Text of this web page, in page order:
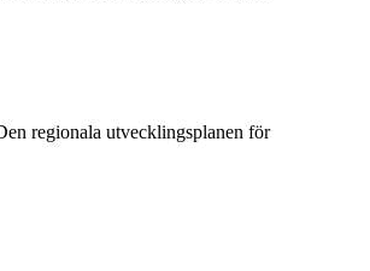
regionala utvecklingsplanen för